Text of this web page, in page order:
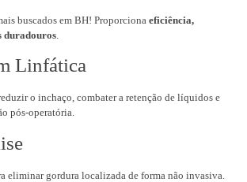
buscados em BH! Proporciona eficiência,
duradouros.
Linfática
o inchaço, combater a retenção de líquidos e
pós-operatória.
eliminar gordura localizada de forma não invasiva.